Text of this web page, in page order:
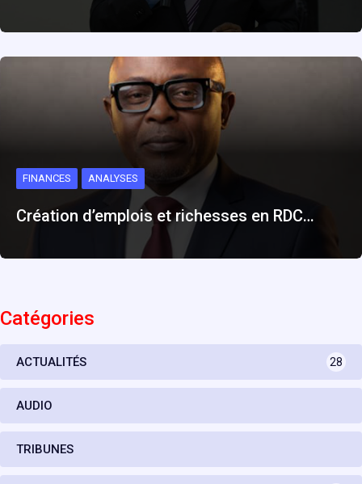
FINANCES ANALYSES
Création d’emplois et richesses en RDC…
Catégories
ACTUALITÉS 28
AUDIO
TRIBUNES